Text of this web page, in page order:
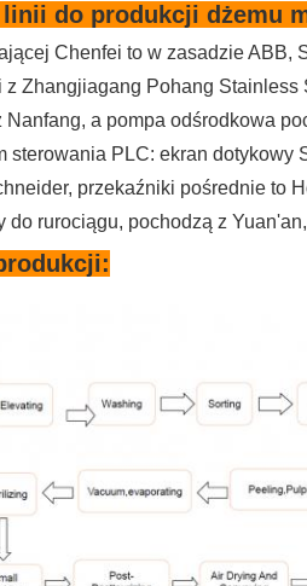
do produkcji dżemu
Chenfei to w zasadzie ABB,
Zhangjiagang Pohang Stainless
a pompa odśrodkowa
sterowania PLC: ekran
przekaźniki pośrednie to
do rurociągu, pochodzą z